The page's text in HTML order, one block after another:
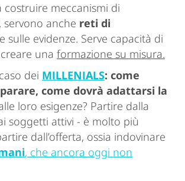
costruire meccanismi di
servono anche reti di
sulle evidenze. Serve capacità di
una formazione su misura.
dei MILLENIALS: come
come dovrà adattarsi la
loro esigenze? Partire dalla
soggetti attivi - è molto più
dall’offerta, ossia indovinare
, che ancora oggi non